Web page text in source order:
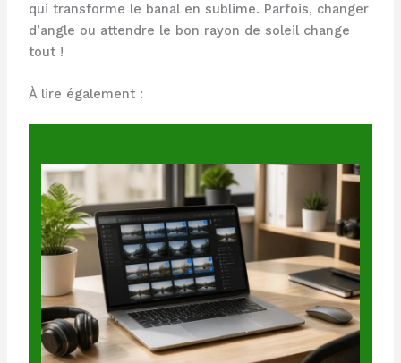
qui transforme le banal en sublime. Parfois, changer
d’angle ou attendre le bon rayon de soleil change
tout !
À lire également :